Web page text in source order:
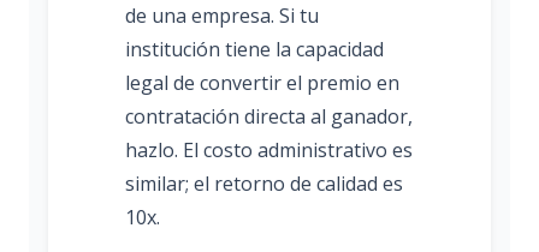
de una empresa. Si tu
institución tiene la capacidad
legal de convertir el premio en
contratación directa al ganador,
hazlo. El costo administrativo es
similar; el retorno de calidad es
10x.